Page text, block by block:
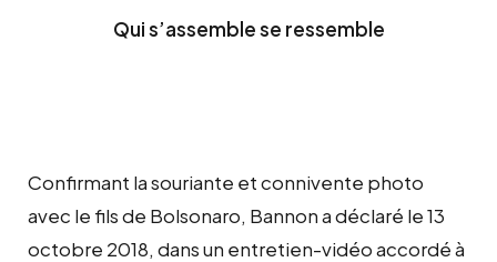
Qui s’assemble se ressemble
Confirmant la souriante et connivente photo
avec le fils de Bolsonaro, Bannon a déclaré le 13
octobre 2018, dans un entretien-vidéo accordé à